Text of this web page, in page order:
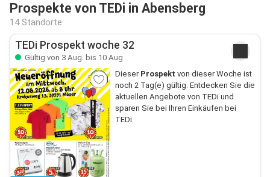
Prospekte von TEDi in Abensberg
14 Standorte
TEDi Prospekt woche 32
Gültig von 3 Aug. bis 10 Aug.
Dieser Prospekt von dieser Woche ist
noch 2 Tag(e) gültig. Entdecken Sie die
aktuellen Angebote von TEDi und
sparen Sie bei Ihren Einkäufen bei
TEDi.